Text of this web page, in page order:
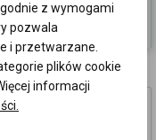
z wymogami
pozwala
i przetwarzane.
plików cookie
informacji